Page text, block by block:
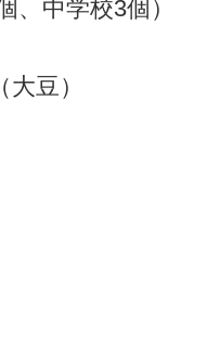
、中学校3個）
豆）